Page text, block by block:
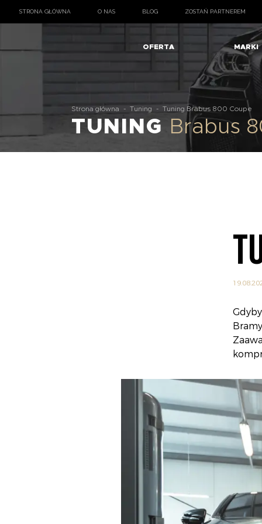
STRONA GŁÓWNA O NAS BLOG ZOSTAŃ PARTNEREM
OFERTA MARKI
Strona główna - Tuning - Tuning Brabus 800 Coupe
TUNING Brabus